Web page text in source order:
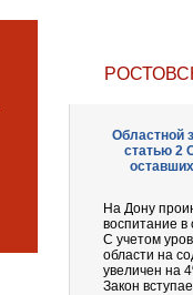
Областной
статью 2
На Дону
воспитание в
С учетом
области на
увеличен на
Закон